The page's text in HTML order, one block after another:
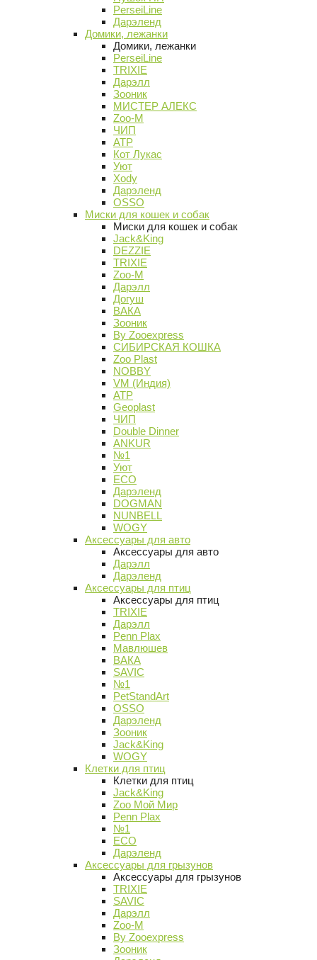
PerseiLine
Дарэленд
Домики, лежанки
Домики, лежанки
PerseiLine
TRIXIE
Дарэлл
Зооник
МИСТЕР АЛЕКС
Zoo-M
ЧИП
АТР
Кот Лукас
Уют
Xody
Дарэленд
OSSO
Миски для кошек и собак
Миски для кошек и собак
Jack&King
DEZZIE
TRIXIE
Zoo-M
Дарэлл
Догуш
ВАКА
Зооник
By Zooexpress
СИБИРСКАЯ КОШКА
Zoo Plast
NOBBY
VM (Индия)
АТР
Geoplast
ЧИП
Double Dinner
ANKUR
№1
Уют
ECO
Дарэленд
DOGMAN
NUNBELL
WOGY
Аксессуары для авто
Аксессуары для авто
Дарэлл
Дарэленд
Аксессуары для птиц
Аксессуары для птиц
TRIXIE
Дарэлл
Penn Plax
Мавлюшев
ВАКА
SAVIC
№1
PetStandArt
OSSO
Дарэленд
Зооник
Jack&King
WOGY
Клетки для птиц
Клетки для птиц
Jack&King
Zoo Мой Мир
Penn Plax
№1
ECO
Дарэленд
Аксессуары для грызунов
Аксессуары для грызунов
TRIXIE
SAVIC
Дарэлл
Zoo-M
By Zooexpress
Зооник